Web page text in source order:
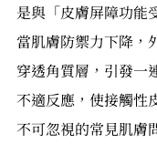
是與「皮膚屏障功能
當肌膚防禦力下降，
穿透角質層，引發一
不適反應，使接觸性
不可忽視的常見肌膚